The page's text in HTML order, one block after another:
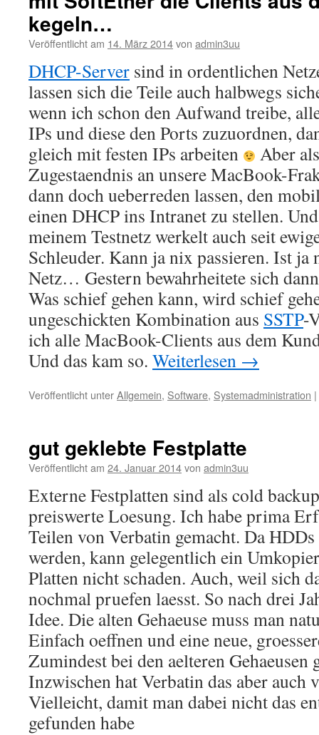
kegeln…
Veröffentlicht am 14. März 2014von admin3uu
DHCP-Server sind in ordentlichen
lassen sich die Teile auch halbwegs
wenn ich schon den Aufwand treibe,
IPs und diese den Ports zuzuordnen,
gleich mit festen IPs arbeiten
Aber
Zugestaendnis an unsere MacBook-
dann doch ueberreden lassen, den
einen DHCP ins Intranet zu stellen.
meinem Testnetz werkelt auch seit
Schleuder. Kann ja nix passieren. Ist ja
Netz… Gestern bewahrheitete sich
Was schief gehen kann, wird schief
ungeschickten Kombination aus SSTP-
ich alle MacBook-Clients aus dem
Und das kam so. Weiterlesen →
Veröffentlicht unterAllgemein, Software, Systemadministration |
gut geklebte Festplatte
Veröffentlicht am 24. Januar 2014von admin3uu
Externe Festplatten sind als cold
preiswerte Loesung. Ich habe prima
Teilen von Verbatin gemacht. Da
werden, kann gelegentlich ein
Platten nicht schaden. Auch, weil sich
nochmal pruefen laesst. So nach drei
Idee. Die alten Gehaeuse muss man
Einfach oeffnen und eine neue,
Zumindest bei den aelteren Gehaeusen
Inzwischen hat Verbatin das aber auch
Vielleicht, damit man dabei nicht das
gefunden habe